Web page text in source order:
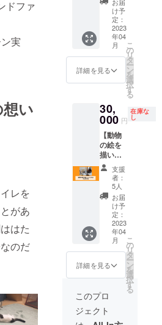
ドファ
実
い
レを
があ
はた
のだ
わって
みてく
ださ
い。 ※
日時・
人数等
メール
にてや
いただ
きま
す。 ※
ご予約
はプロ
ジェク
ト終了
後メー
ルにて
調整さ
せてい
ただき
ます。
※希望に
より30
の怪談
話をい
す。
用 ・
WiFi（
有線
も）環
境あり
・駐車
場有
年に新
築され
た建物
ですの
でとて
も綺麗
です。
※保護猫
たちと
触れ合
える時
間もあ
りま
す。※こ
ちねこ
もある
住職の
色々な
修行体
験もし
（変更
に1時間
以上か
かるよ
うなも
の）は
お受け
ざいま
す。" ※
流れイ
メー
ジ：お
打ち合
わせ➔
デザイ
ンテン
プレー
トご選
択➔ヒ
アリン
グシー
トご記
築➔納
品（1ヶ
度）
容：法
話・座
禅・写
経・座
談会・
作務等
〇食
事：1泊
目朝
食・昼
食・他
おやつ
等 〇研
修場
所：本
堂並び
客殿
〈施設
につい
て〉 ・
客殿は
和洋折
衷20畳
事・休
憩・就
となり
ます ・
就寝時
いては
メール
を送ら
せてい
ただき
ます。
業ロゴ
の掲
載】 年
に4回開
催され
る保護
猫譲渡
会のチ
ラシに
たは店
舗のロ
ゴを協
賛企業
として
掲載い
たしま
す。 ※
チラシ
サイ
ズ：A4
※ロゴサ
イズ：
横幅～
30mm
程度で
調整
より可
変しま
す） ※
詳細の
け予
定：
2023
年04
月
詳細を見る
こ
の
リ
タ
ー
ン
を
選
択
す
る
30,
000 円
在庫な
し
【動物
の絵を
描いて
もらえ
る】 "こ
ちねこ
デザイ
ナー、
ウクラ
イナ出
身カテ
リナス
テルマ
クフが
あなた
の猫
ちゃん
（他の
動物で
も可）
支援
者：
5人
お届
け予
定：
2023
年04
月
詳細を見る
こ
の
リ
タ
ー
ン
を
選
択
す
る
このプロ
ジェクト